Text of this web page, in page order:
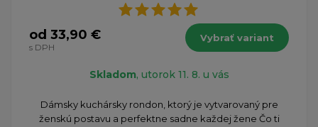
od 33,90 €
s DPH
Vybrať variant
Skladom, utorok 11. 8. u vás
Dámsky kuchársky rondon, ktorý je vytvarovaný pre
ženskú postavu a perfektne sadne každej žene Čo ti